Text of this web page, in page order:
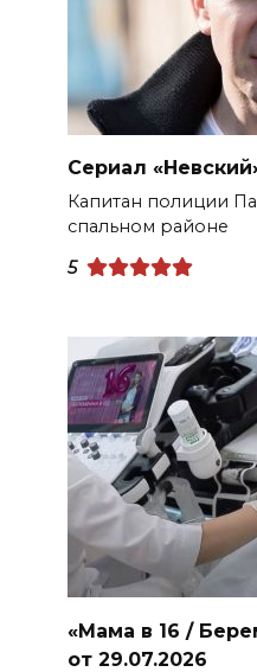
Сериал
Капитан полиции
спальном районе
5
«Мама в 16 /
от 29.07.2026